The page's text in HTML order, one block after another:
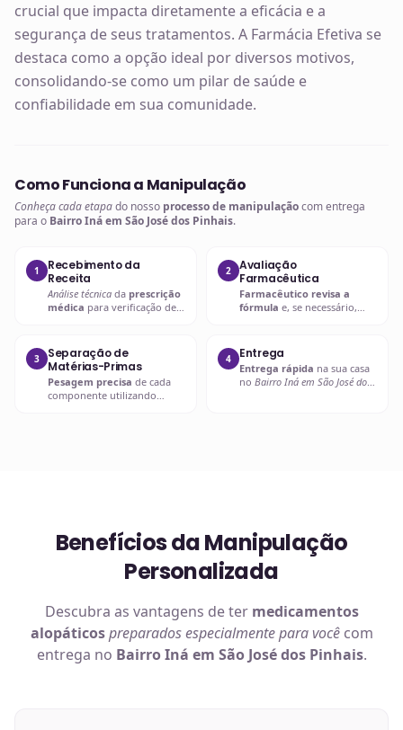
crucial que impacta diretamente a eficácia e a
segurança de seus tratamentos. A Farmácia Efetiva se
destaca como a opção ideal por diversos motivos,
consolidando-se como um pilar de saúde e
confiabilidade em sua comunidade.
Como Funciona a Manipulação
Conheça cada etapado nosso processo de manipulaçãocom entrega
para o Bairro Iná em São José dos Pinhais.
1
Recebimento da
Receita
Análise técnica da prescrição
médica para verificação de
2
Avaliação
Farmacêutica
Farmacêutico revisa a
fórmula e, se necessário,
esclarecimentos.
3
Separação de
Matérias-Primas
Pesagem precisa de cada
componente utilizando
4 Entrega
Entrega rápida na sua casa
no Bairro Iná em São José dos
Benefícios da Manipulação
Personalizada
Descubra as vantagens de ter medicamentos
alopáticos preparados especialmente para vocêcom
entrega no Bairro Iná em São José dos Pinhais.